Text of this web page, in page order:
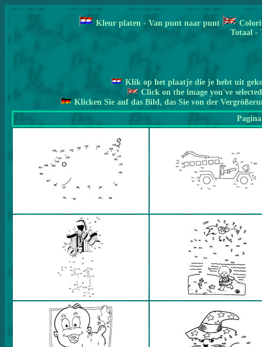
Kleur platen - Van punt naar punt
Totaal -
Klik op het plaatje die je hebt uit
Click on the image you've
Klicken Sie auf das Bild, das Sie von der